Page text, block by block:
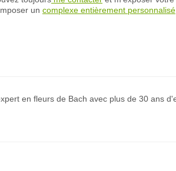
un complexe entièrement personnalisé
en fleurs de Bach avec plus de 30 ans